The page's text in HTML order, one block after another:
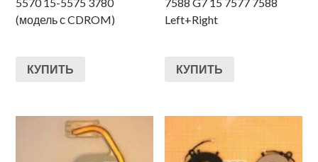
(модель с CDROM)
КУПИТЬ
Left+Right
КУПИТЬ